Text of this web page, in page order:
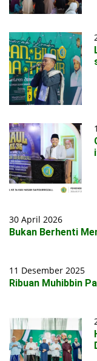
30 April 2026
Bukan Berhenti
11 Desember 2025
Ribuan Muhibbin